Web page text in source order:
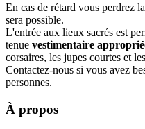
En cas de rétard vous perdrez
sera possible.
L'entrée aux lieux sacrés est
tenue vestimentaire
corsaires, les jupes courtes et
Contactez-nous si vous avez
personnes.
À propos